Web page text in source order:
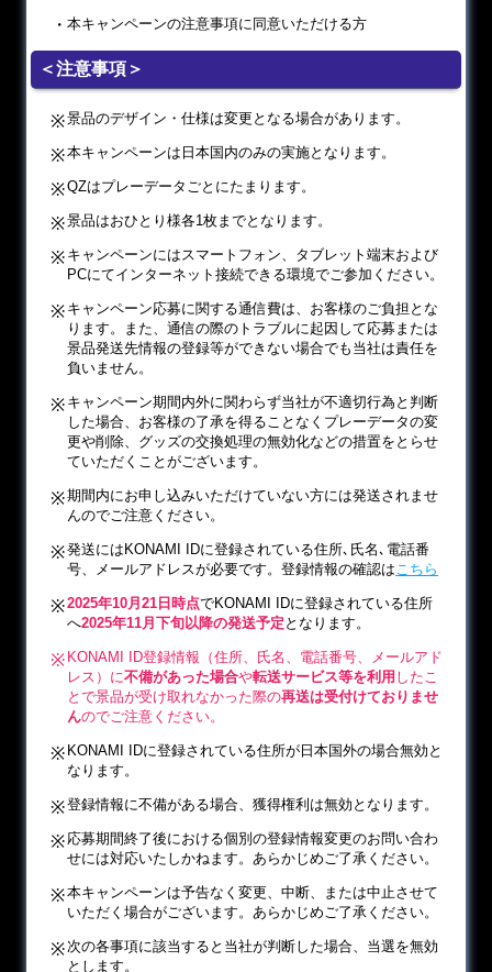
本キャンペーンの注意事項に同意いただける方
＜注意事項＞
景品のデザイン・仕様は変更となる場合があります。
本キャンペーンは日本国内のみの実施となります。
QZはプレーデータごとにたまります。
景品はおひとり様各1枚までとなります。
キャンペーンにはスマートフォン、タブレット端末および
PCにてインターネット接続できる環境でご参加ください。
キャンペーン応募に関する通信費は、お客様のご負担とな
ります。また、通信の際のトラブルに起因して応募または
景品発送先情報の登録等ができない場合でも当社は責任を
負いません。
キャンペーン期間内外に関わらず当社が不適切行為と判断
した場合、お客様の了承を得ることなくプレーデータの変
更や削除、グッズの交換処理の無効化などの措置をとらせ
ていただくことがございます。
期間内にお申し込みいただけていない方には発送されませ
んのでご注意ください。
発送にはKONAMI IDに登録されている住所､氏名､電話番
号、メールアドレスが必要です。登録情報の確認はこちら
2025年10月21日時点でKONAMI IDに登録されている住所
へ2025年11月下旬以降の発送予定 となります。
KONAMI ID登録情報（住所、氏名、電話番号、メールアド
レス）に不備があった場合や転送サービス等を利用 したこ
とで景品が受け取れなかった際の再送は受付けておりませ
んのでご注意ください。
KONAMI IDに登録されている住所が日本国外の場合無効と
なります。
登録情報に不備がある場合、獲得権利は無効となります。
応募期間終了後における個別の登録情報変更のお問い合わ
せには対応いたしかねます。あらかじめご了承ください。
本キャンペーンは予告なく変更、中断、または中止させて
いただく場合がございます。あらかじめご了承ください。
次の各事項に該当すると当社が判断した場合、当選を無効
とします。